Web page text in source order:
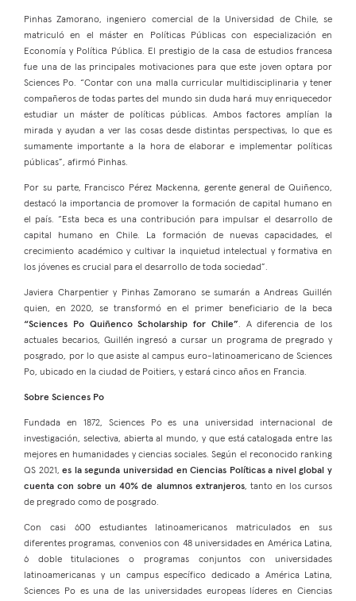
Pinhas Zamorano, ingeniero comercial de la Universidad de Chile, se
matriculó en el máster en Políticas Públicas con especialización en
Economía y Política Pública. El prestigio de la casa de estudios francesa
fue una de las principales motivaciones para que este joven optara por
Sciences Po. “Contar con una malla curricular multidisciplinaria y tener
compañeros de todas partes del mundo sin duda hará muy enriquecedor
estudiar un máster de políticas públicas. Ambos factores amplían la
mirada y ayudan a ver las cosas desde distintas perspectivas, lo que es
sumamente importante a la hora de elaborar e implementar políticas
públicas”, afirmó Pinhas.
Por su parte, Francisco Pérez Mackenna, gerente general de Quiñenco,
destacó la importancia de promover la formación de capital humano en
el país. “Esta beca es una contribución para impulsar el desarrollo de
capital humano en Chile. La formación de nuevas capacidades, el
crecimiento académico y cultivar la inquietud intelectual y formativa en
los jóvenes es crucial para el desarrollo de toda sociedad”.
Javiera Charpentier y Pinhas Zamorano se sumarán a Andreas Guillén
quien, en 2020, se transformó en el primer beneficiario de la beca
“Sciences Po Quiñenco Scholarship for Chile”. A diferencia de los
actuales becarios, Guillén ingresó a cursar un programa de pregrado y
posgrado, por lo que asiste al campus euro-latinoamericano de Sciences
Po, ubicado en la ciudad de Poitiers, y estará cinco años en Francia.
Sobre Sciences Po
Fundada en 1872, Sciences Po es una universidad internacional de
investigación, selectiva, abierta al mundo, y que está catalogada entre las
mejores en humanidades y ciencias sociales. Según el reconocido ranking
QS 2021,es la segunda universidad en Ciencias Políticas a nivel global y
cuenta con sobre un 40% de alumnos extranjeros, tanto en los cursos
de pregrado como de posgrado.
Con casi 600 estudiantes latinoamericanos matriculados en sus
diferentes programas, convenios con 48 universidades en América Latina,
6 doble titulaciones o programas conjuntos con universidades
latinoamericanas y un campus específico dedicado a América Latina,
Sciences Po es una de las universidades europeas líderes en Ciencias